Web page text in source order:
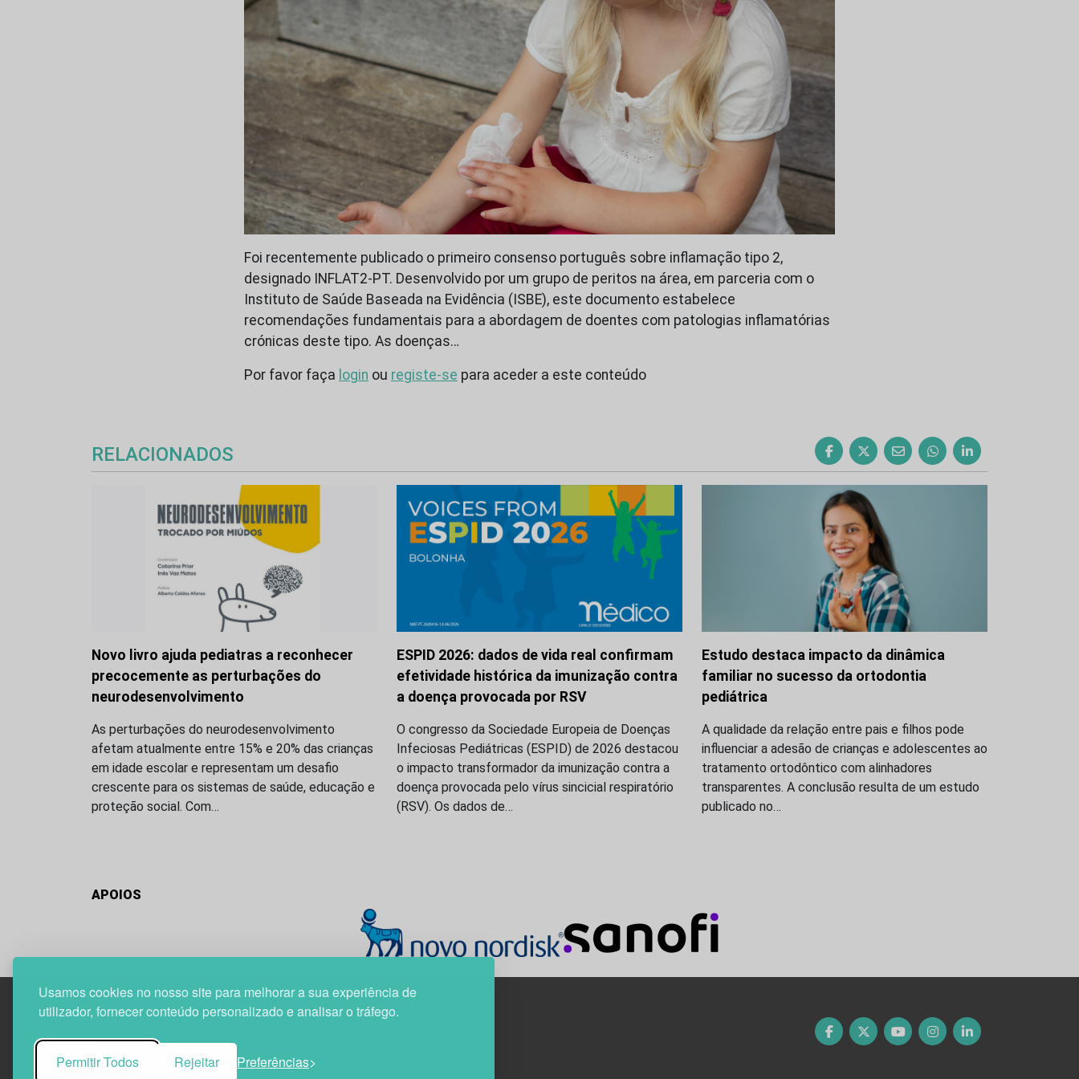
Usamos cookies no nosso site para melhorar a sua experiência de
utilizador, fornecer conteúdo personalizado e analisar o tráfego.
Permitir Todos Rejeitar Preferências
Foi recentemente publicado o primeiro consenso português sobre inflamação tipo 2,
designado INFLAT2-PT. Desenvolvido por um grupo de peritos na área, em parceria com o
Instituto de Saúde Baseada na Evidência (ISBE), este documento estabelece
recomendações fundamentais para a abordagem de doentes com patologias inflamatórias
crónicas deste tipo. As doenças…
Por favor faça login ou registe-se para aceder a este conteúdo
RELACIONADOS
Novo livro ajuda pediatras a reconhecer
precocemente as perturbações do
neurodesenvolvimento
As perturbações do neurodesenvolvimento
afetam atualmente entre 15% e 20% das crianças
em idade escolar e representam um desafio
crescente para os sistemas de saúde, educação e
proteção social. Com…
ESPID 2026: dados de vida real confirmam
efetividade histórica da imunização contra
a doença provocada por RSV
O congresso da Sociedade Europeia de Doenças
Infeciosas Pediátricas (ESPID) de 2026 destacou
o impacto transformador da imunização contra a
doença provocada pelo vírus sincicial respiratório
(RSV). Os dados de…
Estudo destaca impacto da dinâmica
familiar no sucesso da ortodontia
pediátrica
A qualidade da relação entre pais e filhos pode
influenciar a adesão de crianças e adolescentes ao
tratamento ortodôntico com alinhadores
transparentes. A conclusão resulta de um estudo
publicado no…
APOIOS
1800-282 Lisboa | Portugal
21 850 40 65